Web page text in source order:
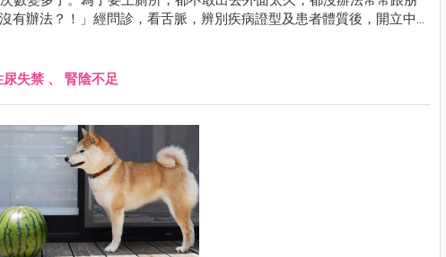
有辦法？！」經問診，看舌脈，辨別疾病證型及患者體質後，開立中
多，再也不用擔心出門太久的問題了。
尿失禁 、 腎陰不足